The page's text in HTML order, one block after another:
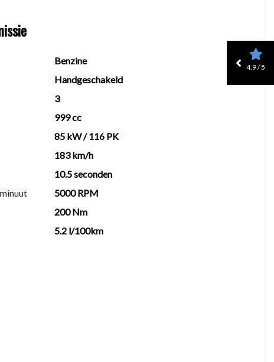
een scherpe prijs.
Benzine
Handgeschakeld
3
999 cc
85 kW / 116 PK
183 km/h
10.5 seconden
5000 RPM
200 Nm
5.2 l/100km
4.9 / 5